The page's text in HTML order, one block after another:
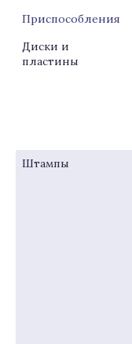
Приспособления
Диски и
пластины
Штампы